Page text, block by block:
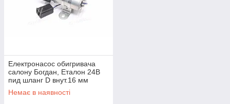
Електронасос обигривача
салону Богдан, Еталон 24В
пид шланг D внут.16 мм
(DECARO) DEC-75.3780-10-
01 UA58
Немає в наявності